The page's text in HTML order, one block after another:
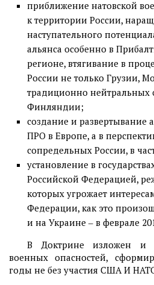
приближение натовской
к территории России,
наступательного
альянса особенно в
регионе, втягивание в
России не только Грузии,
традиционно нейтральных
Финляндии;
создание и развертывание
ПРО в Европе, а в
сопредельных России, в
установление в
Российской Федерацией,
которых угрожает
Федерации, как это
и на Украине ‒ в феврале
В Доктрине изложен и
военных опасностей,
годы не без участия США И